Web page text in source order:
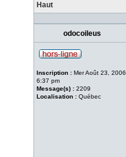
Haut
odocoileus
Inscription : Mer Août 23, 2006
6:37 pm
Message(s) : 2209
Localisation : Québec